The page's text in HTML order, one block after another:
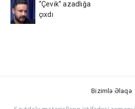
“Çevik” azadlığa
çıxdı
Bizimlə Əlaqə